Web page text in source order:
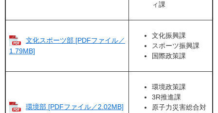
ィ課
文化スポーツ部 [PDFファイル／
1.79MB]
文化振興課
スポーツ振興課
国際政策課
環境部 [PDFファイル／2.02MB]
環境政策課
3R推進課
原子力災害総合対